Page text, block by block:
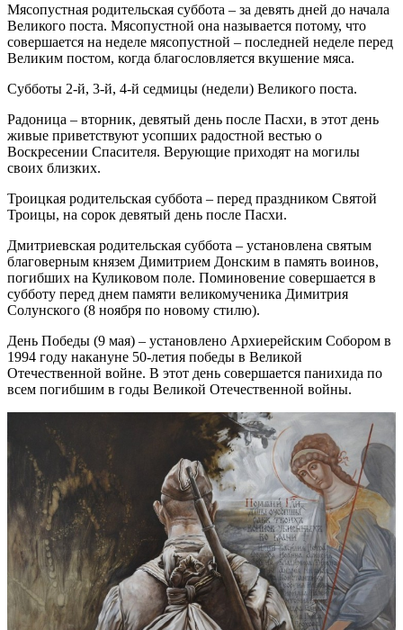
Мясопустная родительская суббота – за девять дней до начала
Великого поста. Мясопустной она называется потому, что
совершается на неделе мясопустной – последней неделе перед
Великим постом, когда благословляется вкушение мяса.
Субботы 2-й, 3-й, 4-й седмицы (недели) Великого поста.
Радоница – вторник, девятый день после Пасхи, в этот день
живые приветствуют усопших радостной вестью о
Воскресении Спасителя. Верующие приходят на могилы
своих близких.
Троицкая родительская суббота – перед праздником Святой
Троицы, на сорок девятый день после Пасхи.
Дмитриевская родительская суббота – установлена святым
благоверным князем Димитрием Донским в память воинов,
погибших на Куликовом поле. Поминовение совершается в
субботу перед днем памяти великомученика Димитрия
Солунского (8 ноября по новому стилю).
День Победы (9 мая) – установлено Архиерейским Собором в
1994 году накануне 50-летия победы в Великой
Отечественной войне. В этот день совершается панихида по
всем погибшим в годы Великой Отечественной войны.